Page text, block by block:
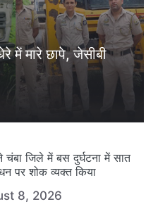
में मारे छापे, जेसीबी
चंबा जिले में बस दुर्घटना में सात
पर शोक व्यक्त किया
8, 2026